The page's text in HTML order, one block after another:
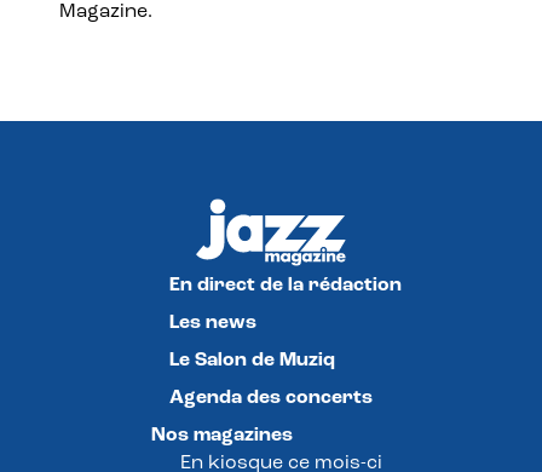
Magazine.
En direct de la rédaction
Les news
Le Salon de Muziq
Agenda des concerts
Nos magazines
En kiosque ce mois-ci